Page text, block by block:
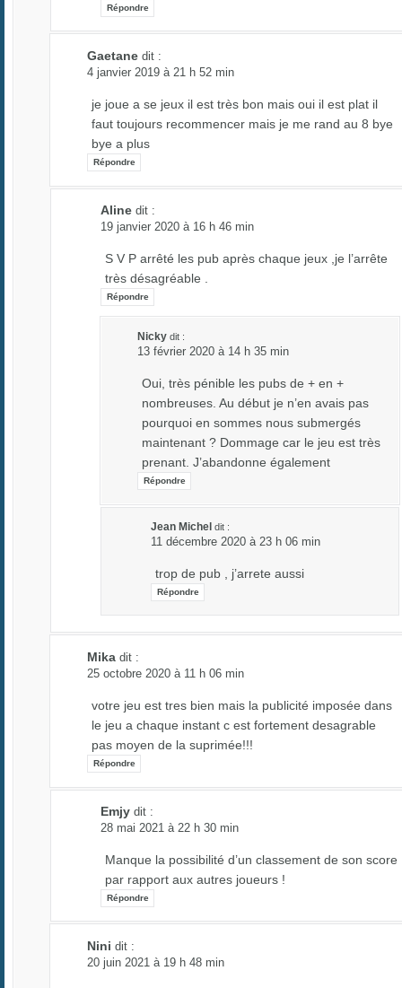
Répondre
Gaetane dit :
4 janvier 2019 à 21 h 52 min
je joue a se jeux il est très bon mais oui il est plat il
faut toujours recommencer mais je me rand au 8 bye
bye a plus
Répondre
Aline dit :
19 janvier 2020 à 16 h 46 min
S V P arrêté les pub après chaque jeux ,je l’arrête
très désagréable .
Répondre
Nicky dit :
13 février 2020 à 14 h 35 min
Oui, très pénible les pubs de + en +
nombreuses. Au début je n’en avais pas
pourquoi en sommes nous submergés
maintenant ? Dommage car le jeu est très
prenant. J’abandonne également
Répondre
Jean Michel dit :
11 décembre 2020 à 23 h 06 min
trop de pub , j’arrete aussi
Répondre
Mika dit :
25 octobre 2020 à 11 h 06 min
votre jeu est tres bien mais la publicité imposée dans
le jeu a chaque instant c est fortement desagrable
pas moyen de la suprimée!!!
Répondre
Emjy dit :
28 mai 2021 à 22 h 30 min
Manque la possibilité d’un classement de son score
par rapport aux autres joueurs !
Répondre
Nini dit :
20 juin 2021 à 19 h 48 min